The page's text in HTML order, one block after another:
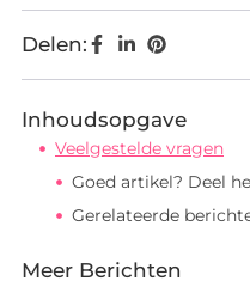
Delen:
Inhoudsopgave
Veelgestelde vragen
Goed artikel? Deel
Gerelateerde
Meer Berichten